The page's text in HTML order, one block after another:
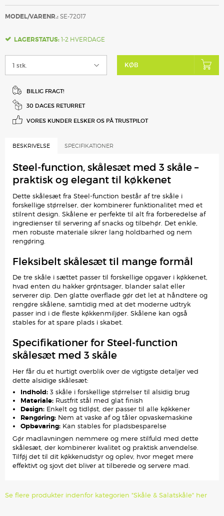
MODEL/VARENR.: SE-72017
LAGERSTATUS: 1-2 HVERDAGE
KØB
BILLIG FRAGT!
30 DAGES RETURRET
VORES KUNDER ELSKER OS PÅ TRUSTPILOT
BESKRIVELSE SPECIFIKATIONER
Steel-function, skålesæt med 3 skåle –
praktisk og elegant til køkkenet
Dette skålesæt fra Steel-function består af tre skåle i
forskellige størrelser, der kombinerer funktionalitet med et
stilrent design. Skålene er perfekte til alt fra forberedelse af
ingredienser til servering af snacks og tilbehør. Det enkle,
men robuste materiale sikrer lang holdbarhed og nem
rengøring.
Fleksibelt skålesæt til mange formål
De tre skåle i sættet passer til forskellige opgaver i køkkenet,
hvad enten du hakker grøntsager, blander salat eller
serverer dip. Den glatte overflade gør det let at håndtere og
rengøre skålene, samtidig med at det moderne udtryk
passer ind i de fleste køkkenmiljøer. Skålene kan også
stables for at spare plads i skabet.
Specifikationer for Steel-function
skålesæt med 3 skåle
Her får du et hurtigt overblik over de vigtigste detaljer ved
dette alsidige skålesæt:
Indhold: 3 skåle i forskellige størrelser til alsidig brug
Materiale: Rustfrit stål med glat finish
Design: Enkelt og tidløst, der passer til alle køkkener
Rengøring: Nem at vaske af og tåler opvaskemaskine
Opbevaring: Kan stables for pladsbesparelse
Gør madlavningen nemmere og mere stilfuld med dette
skålesæt, der kombinerer kvalitet og praktisk anvendelse.
Tilføj det til dit køkkenudstyr og oplev, hvor meget mere
effektivt og sjovt det bliver at tilberede og servere mad.
Se flere produkter indenfor kategorien "Skåle & Salatskåle" her